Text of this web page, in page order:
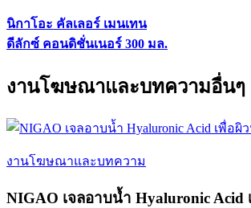
นิกาโอะ คัลเลอร์ เมนเทน
ดีลักซ์ คอนดิชั่นเนอร์ 300 มล.
งานโฆษณาและบทความอื่นๆ
งานโฆษณาและบทความ
NIGAO เจลอาบน้ำ Hyaluronic